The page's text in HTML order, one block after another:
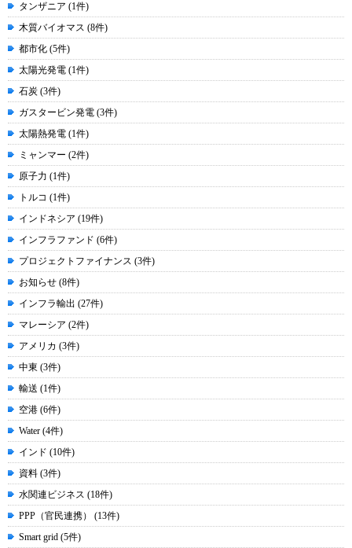
タンザニア (1件)
木質バイオマス (8件)
都市化 (5件)
太陽光発電 (1件)
石炭 (3件)
ガスタービン発電 (3件)
太陽熱発電 (1件)
ミャンマー (2件)
原子力 (1件)
トルコ (1件)
インドネシア (19件)
インフラファンド (6件)
プロジェクトファイナンス (3件)
お知らせ (8件)
インフラ輸出 (27件)
マレーシア (2件)
アメリカ (3件)
中東 (3件)
輸送 (1件)
空港 (6件)
Water (4件)
インド (10件)
資料 (3件)
水関連ビジネス (18件)
PPP（官民連携） (13件)
Smart grid (5件)